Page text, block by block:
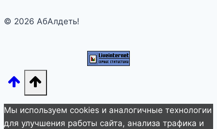
другому…
© 2026 АбАлдеть!
Мы используем cookies и аналогичные технологии
для улучшения работы сайта, анализа трафика и